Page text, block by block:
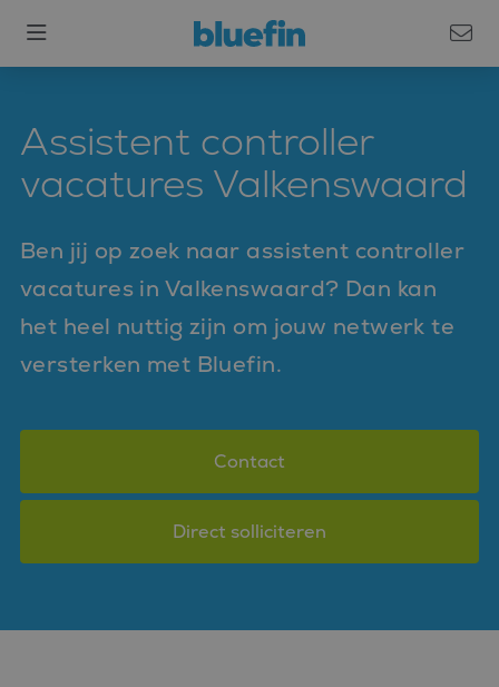
Assistent controller
vacatures Valkenswaard
Ben jij op zoek naar assistent controller
vacatures in Valkenswaard? Dan kan
het heel nuttig zijn om jouw netwerk te
versterken met Bluefin.
Contact
Direct solliciteren